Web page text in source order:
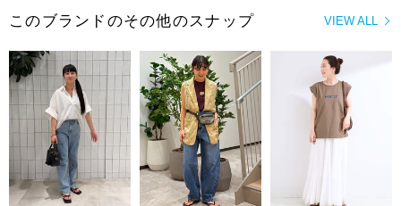
VIEW ALL
このブランドのその他のスナップ